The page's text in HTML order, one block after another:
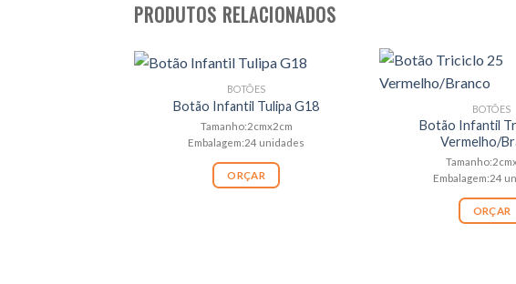
PRODUTOS RELACIONADOS
BOTÕES
Botão Infantil Tulipa G18
Tamanho:2cmx2cm
Embalagem:24 unidades
ORÇAR
BOTÕES
Botão Infantil
Vermelho/
Embalagem:24
ORÇAR